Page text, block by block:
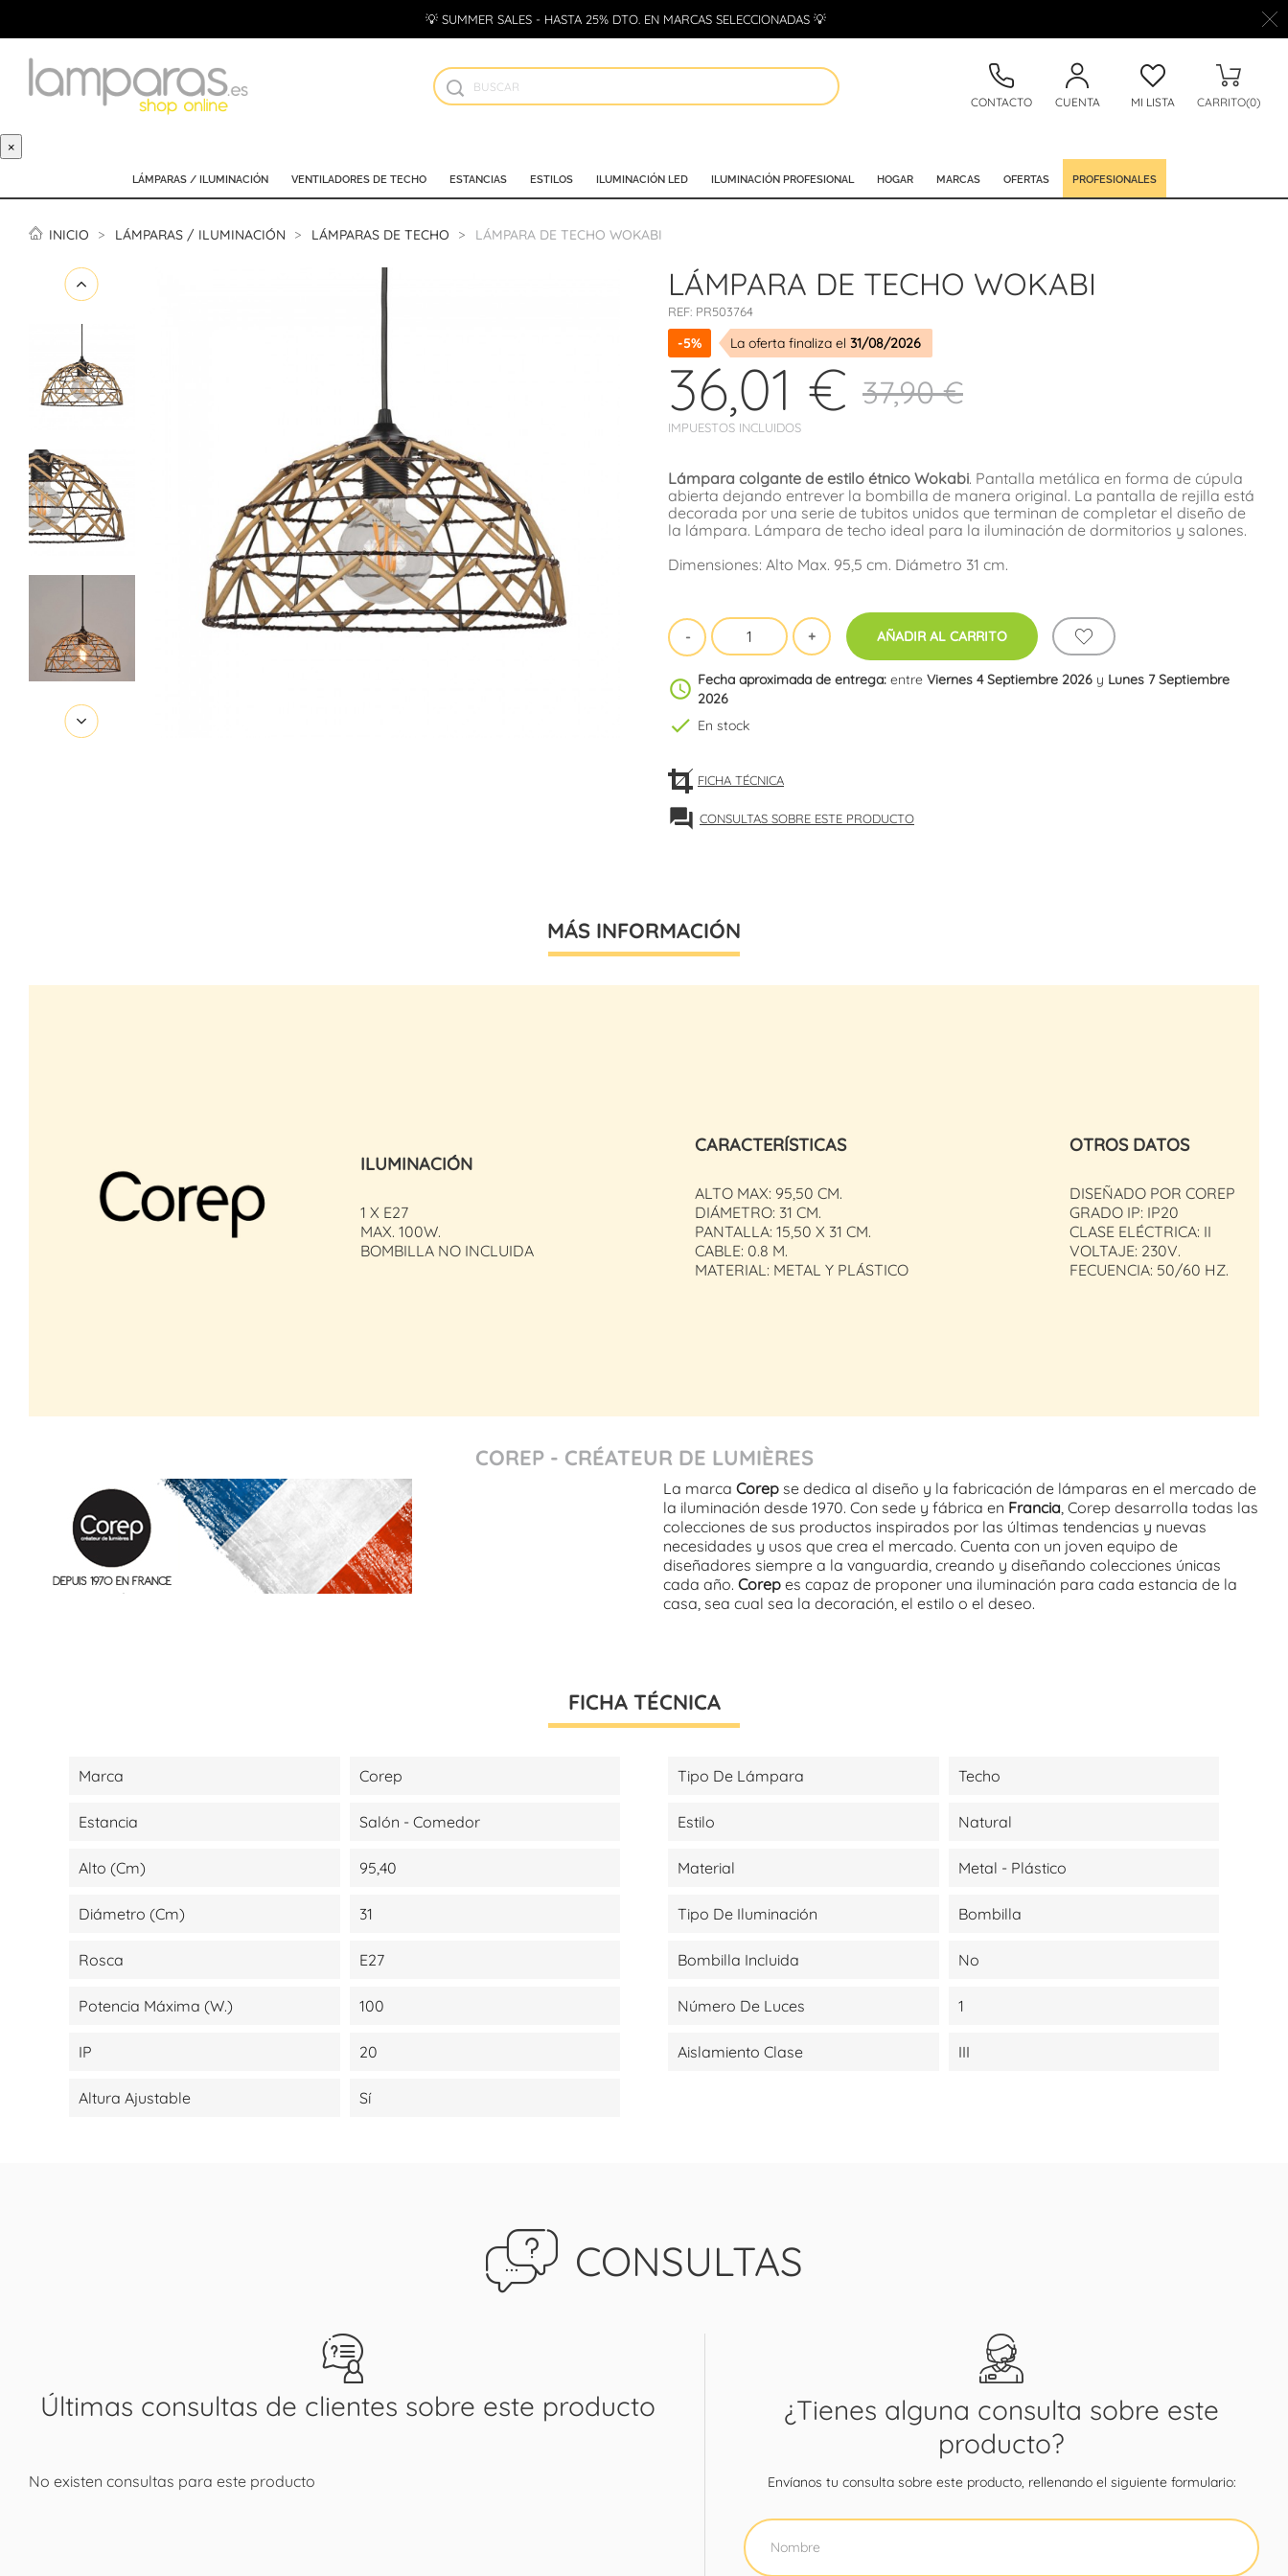
💡 SUMMER SALES - HASTA 25% DTO. EN MARCAS SELECCIONADAS 💡
CONTACTO CUENTA MI LISTA CARRITO(0)
×
LÁMPARAS / ILUMINACIÓN VENTILADORES DE TECHO ESTANCIAS ESTILOS ILUMINACIÓN LED ILUMINACIÓN PROFESIONAL HOGAR MARCAS OFERTAS PROFESIONALES
INICIO LÁMPARAS / ILUMINACIÓN LÁMPARAS DE TECHO LÁMPARA DE TECHO WOKABI
LÁMPARA DE TECHO WOKABI
REF: PR503764
-5% La oferta finaliza el 31/08/2026
36,01 €
IMPUESTOS INCLUIDOS
37,90 €
Lámpara colgante de estilo étnico Wokabi. Pantalla metálica en forma de cúpula
abierta dejando entrever la bombilla de manera original. La pantalla de rejilla está
decorada por una serie de tubitos unidos que terminan de completar el diseño de
la lámpara. Lámpara de techo ideal para la iluminación de dormitorios y salones.
Dimensiones: Alto Max. 95,5 cm. Diámetro 31 cm.
AÑADIR AL CARRITO
schedule Fecha aproximada de entrega: entre Viernes 4 Septiembre 2026 y Lunes 7 Septiembre
2026
check En stock
FICHA TÉCNICA
forum CONSULTAS SOBRE ESTE PRODUCTO
MÁS INFORMACIÓN
ILUMINACIÓN
1 X E27
MAX. 100W.
BOMBILLA NO INCLUIDA
CARACTERÍSTICAS
ALTO MAX: 95,50 CM.
DIÁMETRO: 31 CM.
PANTALLA: 15,50 X 31 CM.
CABLE: 0.8 M.
MATERIAL: METAL Y PLÁSTICO
OTROS DATOS
DISEÑADO POR COREP
GRADO IP: IP20
CLASE ELÉCTRICA: II
VOLTAJE: 230V.
FECUENCIA: 50/60 HZ.
COREP - CRÉATEUR DE LUMIÈRES
La marca Corep se dedica al diseño y la fabricación de lámparas en el mercado de
la iluminación desde 1970. Con sede y fábrica en Francia, Corep desarrolla todas las
colecciones de sus productos inspirados por las últimas tendencias y nuevas
necesidades y usos que crea el mercado. Cuenta con un joven equipo de
diseñadores siempre a la vanguardia, creando y diseñando colecciones únicas
cada año. Corep es capaz de proponer una iluminación para cada estancia de la
casa, sea cual sea la decoración, el estilo o el deseo.
FICHA TÉCNICA
Marca Corep Tipo De Lámpara Techo
Estancia Salón - Comedor Estilo Natural
Alto (cm) 95,40 Material Metal - Plástico
Diámetro (cm) 31 Tipo De Iluminación Bombilla
Rosca E27 Bombilla Incluida No
Potencia Máxima (W.) 100 Número De Luces 1
IP 20 Aislamiento Clase III
Altura Ajustable Sí
CONSULTAS
Últimas consultas de clientes sobre este producto
No existen consultas para este producto
¿Tienes alguna consulta sobre este
producto?
Envíanos tu consulta sobre este producto, rellenando el siguiente formulario: